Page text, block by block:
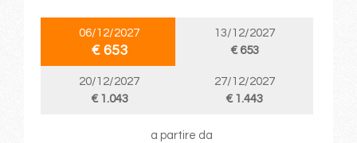
06/12/2027
€ 653
13/12/2027
€ 653
20/12/2027
€ 1.043
27/12/2027
€ 1.443
a partire da